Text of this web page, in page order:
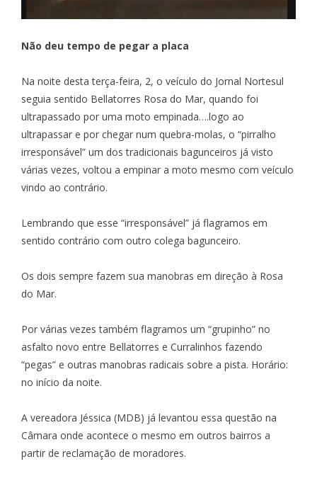
Não deu tempo de pegar a placa
Na noite desta terça-feira, 2, o veículo do Jornal Nortesul
seguia sentido Bellatorres Rosa do Mar, quando foi
ultrapassado por uma moto empinada….logo ao
ultrapassar e por chegar num quebra-molas, o “pirralho
irresponsável” um dos tradicionais bagunceiros já visto
várias vezes, voltou a empinar a moto mesmo com veículo
vindo ao contrário.
Lembrando que esse “irresponsável” já flagramos em
sentido contrário com outro colega bagunceiro.
Os dois sempre fazem sua manobras em direção à Rosa
do Mar.
Por várias vezes também flagramos um “grupinho” no
asfalto novo entre Bellatorres e Curralinhos fazendo
“pegas” e outras manobras radicais sobre a pista. Horário:
no início da noite.
A vereadora Jéssica (MDB) já levantou essa questão na
Câmara onde acontece o mesmo em outros bairros a
partir de reclamação de moradores.